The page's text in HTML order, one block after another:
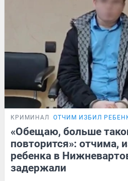
КРИМИНАЛ ОТЧИМ ИЗБИЛ
«Обещаю, больше
повторится»: отчима,
ребенка в
задержали